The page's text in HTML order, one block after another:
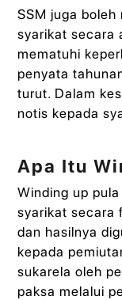
SSM juga
syarikat secara
mematuhi
penyata
turut. Dalam
notis kepada
Apa Itu
Winding up
syarikat secara
dan hasilnya
kepada
sukarela oleh
paksa melalui